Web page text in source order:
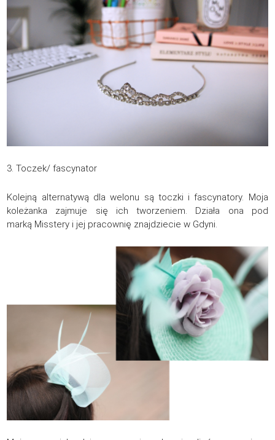
3. Toczek/ fascynator
Kolejną alternatywą dla welonu są toczki i fascynatory. Moja
koleżanka zajmuje się ich tworzeniem. Działa ona pod
marką Misstery i jej pracownię znajdziecie w Gdyni.